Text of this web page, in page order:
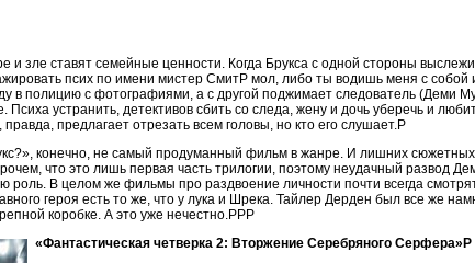
и зле ставят семейные ценности. Когда Брукса с одной стороны
псих по имени мистер СмитP мол, либо ты водишь меня с собой
в полицию с фотографиями, а с другой поджимает следователь (Деми
устранить, детективов сбить со следа, жену и дочь уберечь и
предлагает отрезать всем головы, но кто его слушает.P
конечно, не самый продуманный фильм в жанре. И лишних
что это лишь первая часть трилогии, поэтому неудачный развод
роль. В целом же фильмы про раздвоение личности почти всегда
героя есть то же, что у лука и Шрека. Тайлер Дерден был все же
коробке. А это уже нечестно.PPP
«Фантастическая четверка 2: Вторжение Серебряного Серфера»P